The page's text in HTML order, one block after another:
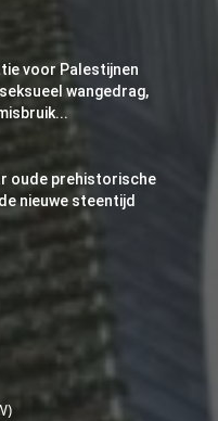
voor Palestijnen
wangedrag,
oude prehistorische
nieuwe steentijd